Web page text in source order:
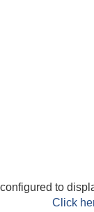
to
Click